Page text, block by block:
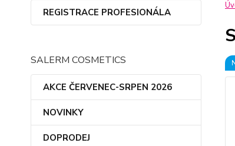
REGISTRACE PROFESIONÁLA
SALERM COSMETICS
AKCE ČERVENEC-SRPEN 2026
NOVINKY
DOPRODEJ